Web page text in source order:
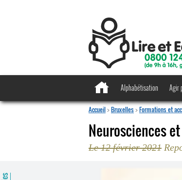
Alphabétisation Agir
Accueil>Bruxelles>Formations et
Neurosciences
Le 12 février 2021